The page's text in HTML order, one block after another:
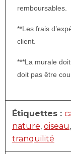
remboursables.
**Les frais
client.
***La murale
doit pas être
Étiquettes :
nature, oiseau,
tranquilité